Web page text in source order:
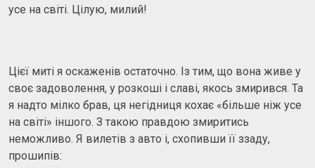
усе на світі. Цілую, милий!
Цієї миті я оскаженів остаточно. Із тим, що вона живе у
своє задоволення, у розкоші і славі, якось змирився. Та
я надто мілко брав, ця негідниця кохає «більше ніж усе
на світі» іншого. З такою правдою змиритись
неможливо. Я вилетів з авто і, схопивши її ззаду,
прошипів: